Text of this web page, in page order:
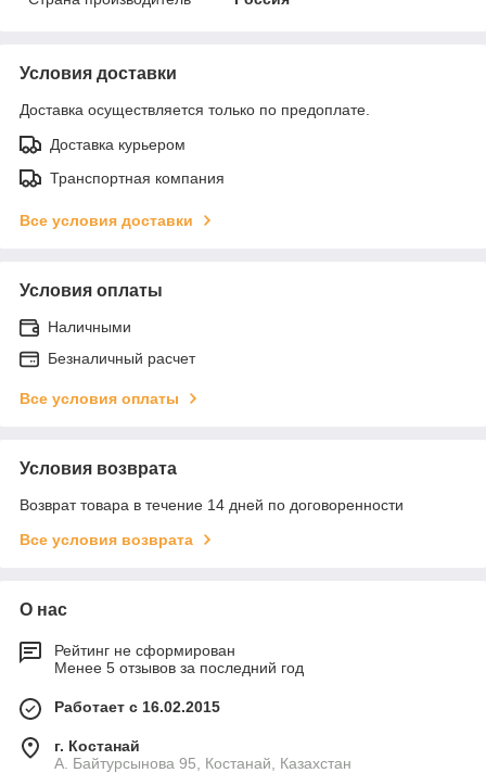
Условия доставки
Доставка осуществляется только по предоплате.
Доставка курьером
Транспортная компания
Все условия доставки
Условия оплаты
Наличными
Безналичный расчет
Все условия оплаты
Условия возврата
Возврат товара в течение 14 дней по договоренности
Все условия возврата
О нас
Рейтинг не сформирован
Менее 5 отзывов за последний год
Работает с 16.02.2015
г. Костанай
А. Байтурсынова 95, Костанай, Казахстан